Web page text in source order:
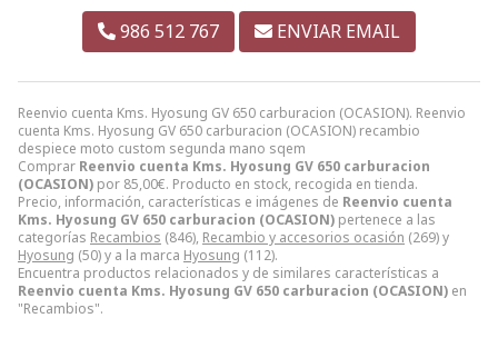
Reenvio cuenta Kms. Hyosung GV 650 carburacion (OCASION). Reenvio
cuenta Kms. Hyosung GV 650 carburacion (OCASION) recambio
despiece moto custom segunda mano sqem
Comprar Reenvio cuenta Kms. Hyosung GV 650 carburacion
(OCASION) por 85,00€. Producto en stock, recogida en tienda.
Precio, información, características e imágenes de Reenvio cuenta
Kms. Hyosung GV 650 carburacion (OCASION) pertenece a las
categorías Recambios (846), Recambio y accesorios ocasión (269) y
Hyosung (50) y a la marca Hyosung (112).
Encuentra productos relacionados y de similares características a
Reenvio cuenta Kms. Hyosung GV 650 carburacion (OCASION) en
"Recambios".
986 512 767 ENVIAR EMAIL